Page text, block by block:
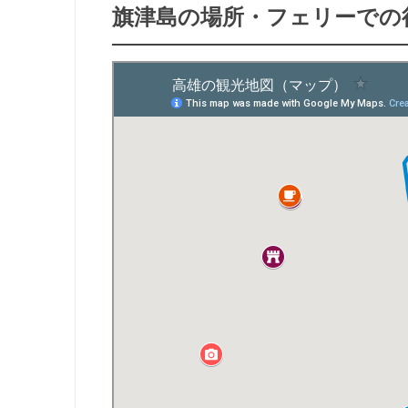
旗津島の場所・フェリーで